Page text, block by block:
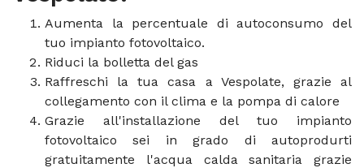
Aumenta la percentuale di autoconsumo del
tuo impianto fotovoltaico.
Riduci la bolletta del gas
Raffreschi la tua casa a Vespolate, grazie al
collegamento con il clima e la pompa di calore
Grazie all'installazione del tuo impianto
fotovoltaico sei in grado di autoprodurti
gratuitamente l'acqua calda sanitaria grazie